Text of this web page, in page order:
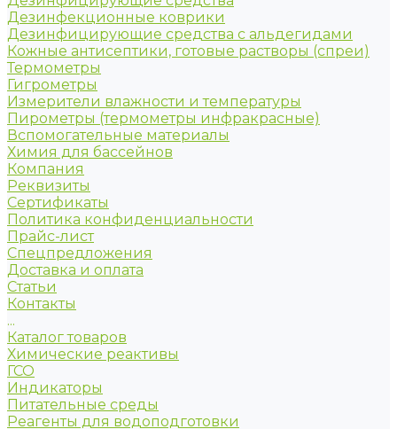
Дезинфекционные коврики
Дезинфицирующие средства с альдегидами
Кожные антисептики, готовые растворы (спреи)
Термометры
Гигрометры
Измерители влажности и температуры
Пирометры (термометры инфракрасные)
Вспомогательные материалы
Химия для бассейнов
Компания
Реквизиты
Сертификаты
Политика конфиденциальности
Прайс-лист
Спецпредложения
Доставка и оплата
Статьи
Контакты
...
Каталог товаров
Химические реактивы
ГСО
Индикаторы
Питательные среды
Реагенты для водоподготовки